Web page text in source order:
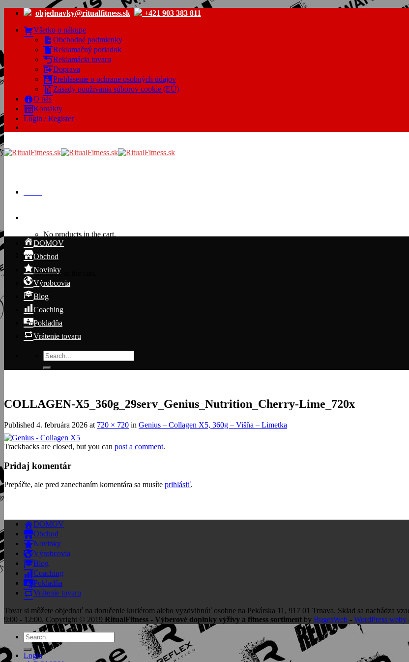
Skip
content
objednavky@ritualfitness.sk
+421 903 383 811
Všetko o nákupe
Obchodné podmienky
Reklamačný poriadok
Reklamácia tovaru
Doprava
Prehlásenie o ochrane osobných údajov
Zásady používania súborov cookie (EÚ)
O nás
Kontakty
Login / Register
No products in the cart.
Cart
No products in the cart.
DOMOV
Obchod
Novinky
Výrobcovia
Blog
Coaching
Pokladňa
Vrátenie tovaru
Search
for:
COLLAGEN-X5_360g_29serv_Genius_Nutrition_Cherry-Lime_720x
Published 4. februára 2026 at 720 × 720 in Genius – Collagen X5, 360g – Višňa – Limetka
Trackbacks are closed, but you can post a comment.
Pridaj komentár
Prepáčte, ale pred zanechaním komentára sa musíte prihlásiť.
DOMOV
Obchod
Novinky
Výrobcovia
Blog
Coaching
Pokladňa
Vrátenie tovaru
Tovar si môžete objednať na doručenie kuriérom alebo vyzdvihnúť osobne na Pekárska 11, 917 01 Trnava. Sklad sa nachádza
9:00 - 12:00. Copyright © 2019 RitualFitness - Výberové doplnky výživy a fitness sortiment by BugesWeb - WordPress weby
Search
for:
Login